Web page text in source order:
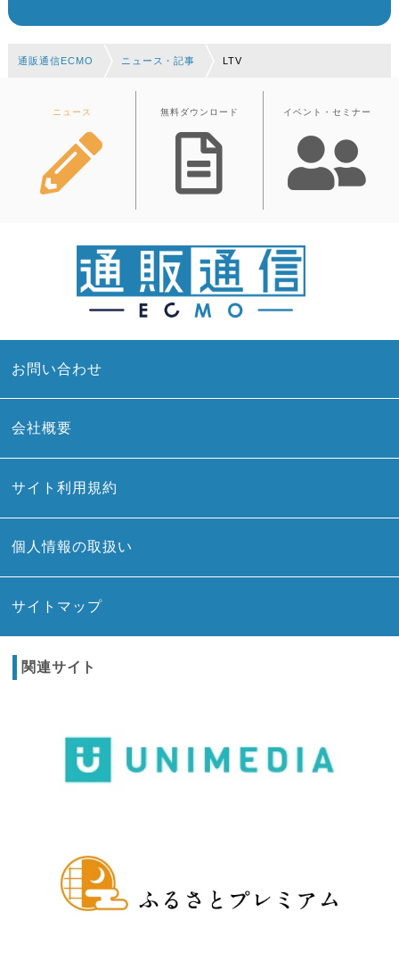
通販通信ECMO ニュース・記事 LTV
ニュース 無料ダウンロード イベント・セミナー
お問い合わせ
会社概要
サイト利用規約
個人情報の取扱い
サイトマップ
関連サイト